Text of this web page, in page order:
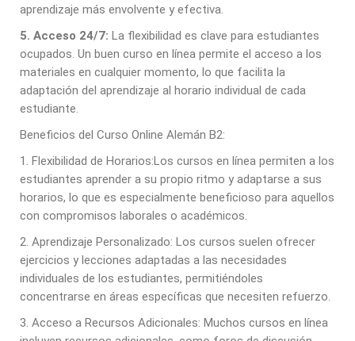
aprendizaje más envolvente y efectiva.
5. Acceso 24/7: La flexibilidad es clave para estudiantes
ocupados. Un buen curso en línea permite el acceso a los
materiales en cualquier momento, lo que facilita la
adaptación del aprendizaje al horario individual de cada
estudiante.
Beneficios del Curso Online Alemán B2:
1. Flexibilidad de Horarios:Los cursos en línea permiten a los
estudiantes aprender a su propio ritmo y adaptarse a sus
horarios, lo que es especialmente beneficioso para aquellos
con compromisos laborales o académicos.
2. Aprendizaje Personalizado: Los cursos suelen ofrecer
ejercicios y lecciones adaptadas a las necesidades
individuales de los estudiantes, permitiéndoles
concentrarse en áreas específicas que necesiten refuerzo.
3. Acceso a Recursos Adicionales: Muchos cursos en línea